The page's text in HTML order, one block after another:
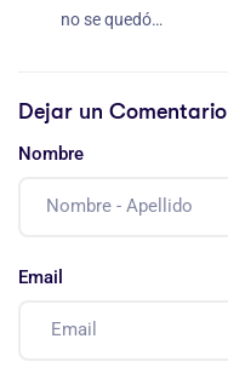
no se quedó
Dejar un Comentario
Nombre
Email